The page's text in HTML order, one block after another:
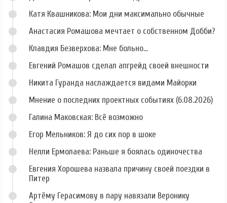
Катя Квашникова: Мои дни максимально обычные
Анастасия Ромашова мечтает о собственном Добби?
Клавдия Безверхова: Мне больно...
Евгений Ромашов сделал апгрейд своей внешности
Никита Гуранда наслаждается видами Майорки
Мнение о последних проектных событиях (6.08.2026)
Галина Маковская: Всё возможно
Егор Мельников: Я до сих пор в шоке
Нелли Ермолаева: Раньше я боялась одиночества
Евгения Хорошева назвала причину своей поездки в
Питер
Артёму Герасимову в пару навязали Веронику